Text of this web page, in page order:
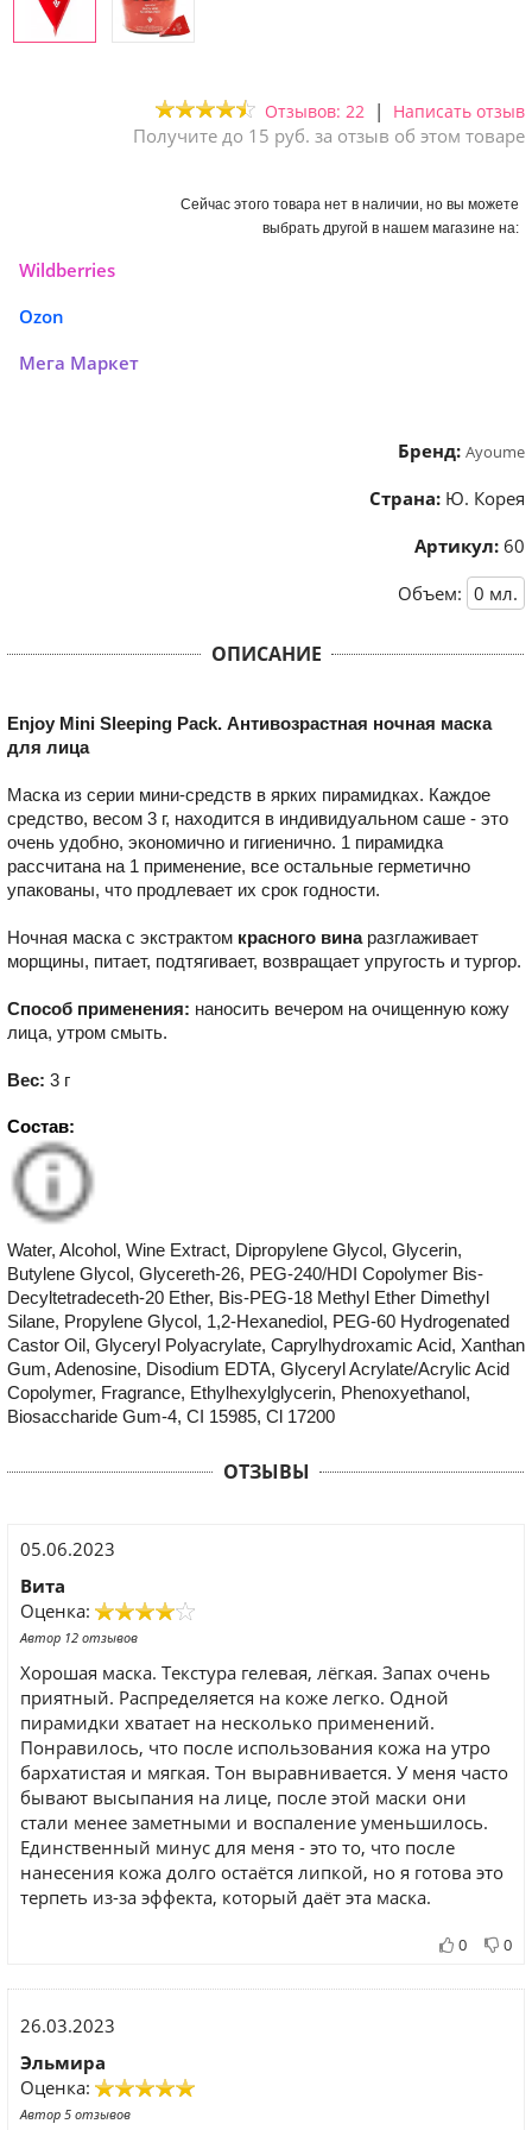
Отзывов: 22 | Написать отзыв
Получите до 15 руб. за отзыв об этом товаре
Сейчас этого товара нет в наличии, но вы можете
выбрать другой в нашем магазине на:
Wildberries
Ozon
Мега Маркет
Бренд: Ayoume
Страна: Ю. Корея
Артикул: 60
Объем: 0 мл.
ОПИСАНИЕ
Enjoy Mini Sleeping Pack. Антивозрастная ночная маска
для лица
Маска из серии мини-средств в ярких пирамидках. Каждое
средство, весом 3 г, находится в индивидуальном саше - это
очень удобно, экономично и гигиенично. 1 пирамидка
рассчитана на 1 применение, все остальные герметично
упакованы, что продлевает их срок годности.
Ночная маска с экстрактом красного винаразглаживает
морщины, питает, подтягивает, возвращает упругость и тургор.
Способ применения: наносить вечером на очищенную кожу
лица, утром смыть.
Вес: 3 г
Состав:
Water, Alcohol, Wine Extract, Dipropylene Glycol, Glycerin,
Butylene Glycol, Glycereth-26, PEG-240/HDI Copolymer Bis-
Decyltetradeceth-20 Ether, Bis-PEG-18 Methyl Ether Dimethyl
Silane, Propylene Glycol, 1,2-Hexanediol, PEG-60 Hydrogenated
Castor Oil, Glyceryl Polyacrylate, Caprylhydroxamic Acid, Xanthan
Gum, Adenosine, Disodium EDTA, Glyceryl Acrylate/Acrylic Acid
Copolymer, Fragrance, Ethylhexylglycerin, Phenoxyethanol,
Biosaccharide Gum-4, CI 15985, Cl 17200
ОТЗЫВЫ
05.06.2023
Вита
Оценка:
Автор 12 отзывов
Хорошая маска. Текстура гелевая, лёгкая. Запах очень
приятный. Распределяется на коже легко. Одной
пирамидки хватает на несколько применений.
Понравилось, что после использования кожа на утро
бархатистая и мягкая. Тон выравнивается. У меня часто
бывают высыпания на лице, после этой маски они
стали менее заметными и воспаление уменьшилось.
Единственный минус для меня - это то, что после
нанесения кожа долго остаётся липкой, но я готова это
терпеть из-за эффекта, который даёт эта маска.
0 0
26.03.2023
Эльмира
Оценка:
Автор 5 отзывов